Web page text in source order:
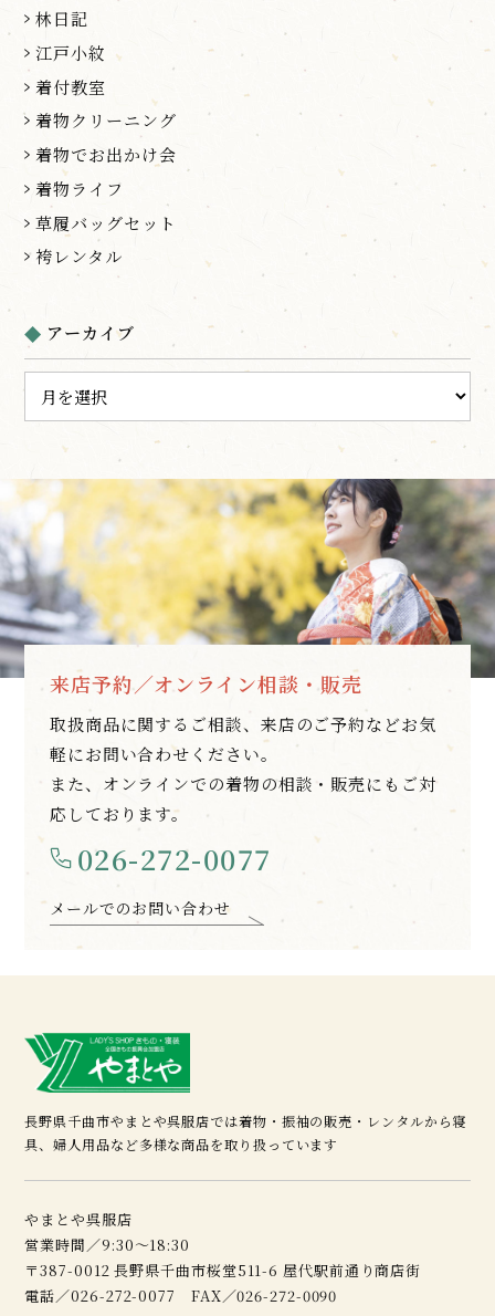
林日記
江戸小紋
着付教室
着物クリーニング
着物でお出かけ会
着物ライフ
草履バッグセット
袴レンタル
アーカイブ
来店予約／オンライン相談・販売
取扱商品に関するご相談、来店のご予約などお気
軽にお問い合わせください。
また、オンラインでの着物の相談・販売にもご対
応しております。
026-272-0077
メールでのお問い合わせ
長野県千曲市やまとや呉服店では着物・振袖の販売・レンタルから寝
具、婦人用品など多様な商品を取り扱っています
やまとや呉服店
営業時間／9:30～18:30
〒387-0012 長野県千曲市桜堂511-6 屋代駅前通り商店街
電話／026-272-0077 FAX／026-272-0090